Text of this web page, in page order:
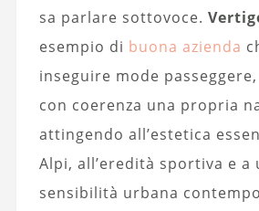
sa parlare sottovoce.
esempio di buona azienda
inseguire mode
con coerenza una propria
attingendo all’estetica
Alpi, all’eredità sportiva e a
sensibilità urbana